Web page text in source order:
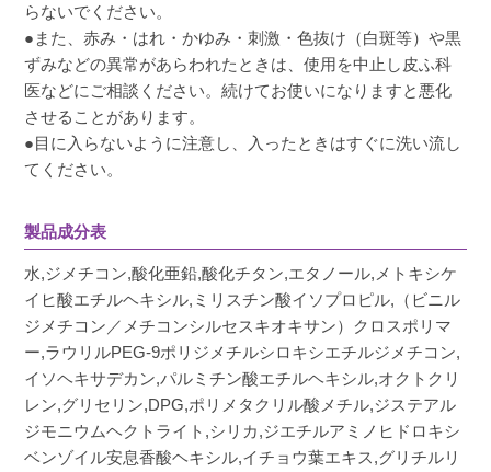
らないでください。
●また、赤み・はれ・かゆみ・刺激・色抜け（白斑等）や黒
ずみなどの異常があらわれたときは、使用を中止し皮ふ科
医などにご相談ください。続けてお使いになりますと悪化
させることがあります。
●目に入らないように注意し、入ったときはすぐに洗い流し
てください。
製品成分表
水,ジメチコン,酸化亜鉛,酸化チタン,エタノール,メトキシケ
イヒ酸エチルヘキシル,ミリスチン酸イソプロピル,（ビニル
ジメチコン／メチコンシルセスキオキサン）クロスポリマ
ー,ラウリルPEG-9ポリジメチルシロキシエチルジメチコン,
イソヘキサデカン,パルミチン酸エチルヘキシル,オクトクリ
レン,グリセリン,DPG,ポリメタクリル酸メチル,ジステアル
ジモニウムヘクトライト,シリカ,ジエチルアミノヒドロキシ
ベンゾイル安息香酸ヘキシル,イチョウ葉エキス,グリチルリ